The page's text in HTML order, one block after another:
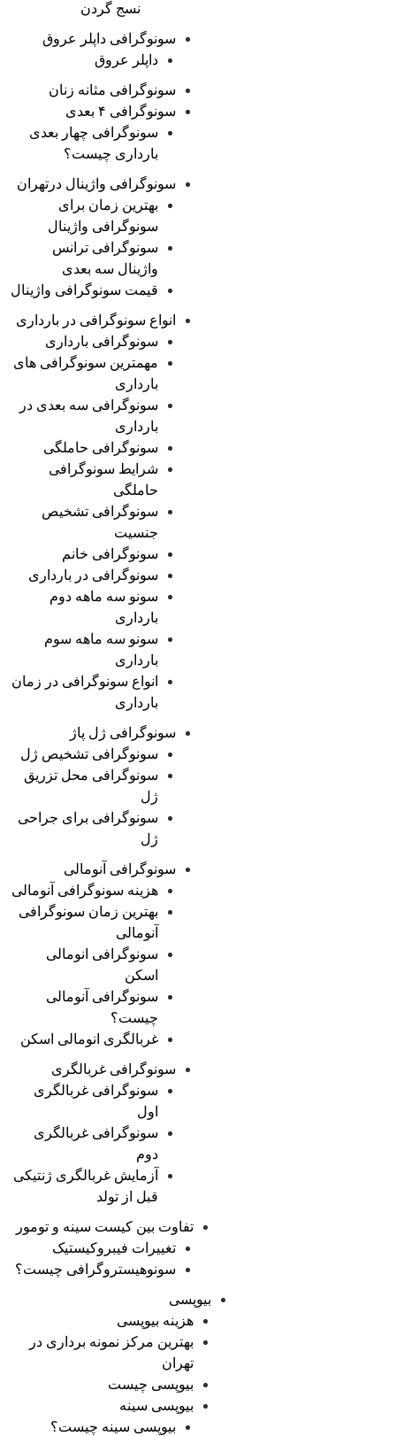
نسج گردن
سونوگرافی داپلر عروق
داپلر عروق
سونوگرافی مثانه زنان
سونوگرافی ۴ بعدی
سونوگرافی چهار بعدی
بارداری چیست؟
سونوگرافی واژینال درتهران
بهترین زمان برای
سونوگرافی واژینال
سونوگرافی ترانس
واژینال سه بعدی
قیمت سونوگرافی واژینال
انواع سونوگرافی در بارداری
سونوگرافی بارداری
مهمترین سونوگرافی های
بارداری
سونوگرافی سه بعدی در
بارداری
سونوگرافی حاملگی
شرایط سونوگرافی
حاملگی
سونوگرافی تشخیص
جنسیت
سونوگرافی خانم
سونوگرافی در بارداری
سونو سه ماهه دوم
بارداری
سونو سه ماهه سوم
بارداری
انواع سونوگرافی در زمان
بارداری
سونوگرافی ژل پاژ
سونوگرافی تشخیص ژل
سونوگرافی محل تزریق
ژل
سونوگرافی برای جراحی
ژل
سونوگرافی آنومالی
هزینه سونوگرافی آنومالی
بهترین زمان سونوگرافی
آنومالی
سونوگرافی انومالی
اسکن
سونوگرافی آنومالی
چیست؟
غربالگری انومالی اسکن
سونوگرافی غربالگری
سونوگرافی غربالگری
اول
سونوگرافی غربالگری
دوم
آزمایش غربالگری ژنتیکی
قبل از تولد
تفاوت بین کیست سینه و تومور
تغییرات فیبروکیستیک
سونوهیستروگرافی چیست؟
بیوپسی
هزینه بیوپسی
بهترین مرکز نمونه برداری در
تهران
بیوپسی چیست
بیوپسی سینه
بیوپسی سینه چیست؟